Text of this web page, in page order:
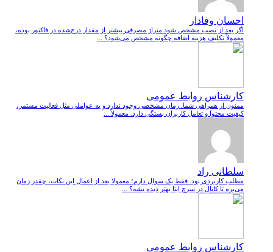
احسان وفادار
اگر بعد از نصب مشخص شود متراژ مصرفی بیشتر از مقدار درج‌شده در فاکتور بوده،
معمولاً تکلیف هزینه اضافه چگونه مشخص می‌شود؟ ...
کارشناس روابط عمومی
ممنون از همراهی شما. زمان مشخصی وجود ندارد و به عواملی مثل فعالیت مستمر،
کیفیت محتوا و تعامل کاربران بستگی دارد. معمولاً ...
سلطانی راد
مطلب کاربردی بود. فقط یک سوال دارم؛ معمولا بعد از اعمال این نکات، چقدر زمان
می‌بره تا کانال در سرچ ایتا بهتر دیده بشه؟ ...
کارشناس روابط عمومی